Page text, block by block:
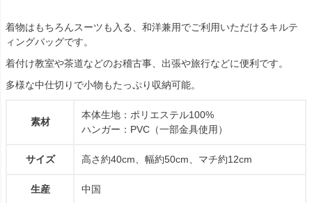
着物はもちろんスーツも入る、和洋兼用でご利用いただけるキルテ
ィングバッグです。
着付け教室や茶道などのお稽古事、出張や旅行などに便利です。
多様な中仕切りで小物もたっぷり収納可能。
素材
本体生地：ポリエステル100%
ハンガー：PVC（一部金具使用）
サイズ 高さ約40cm、幅約50cm、マチ約12cm
生産 中国